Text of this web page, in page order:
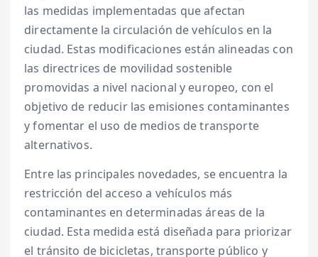
las medidas implementadas que afectan
directamente la circulación de vehículos en la
ciudad. Estas modificaciones están alineadas con
las directrices de movilidad sostenible
promovidas a nivel nacional y europeo, con el
objetivo de reducir las emisiones contaminantes
y fomentar el uso de medios de transporte
alternativos.
Entre las principales novedades, se encuentra la
restricción del acceso a vehículos más
contaminantes en determinadas áreas de la
ciudad. Esta medida está diseñada para priorizar
el tránsito de bicicletas, transporte público y